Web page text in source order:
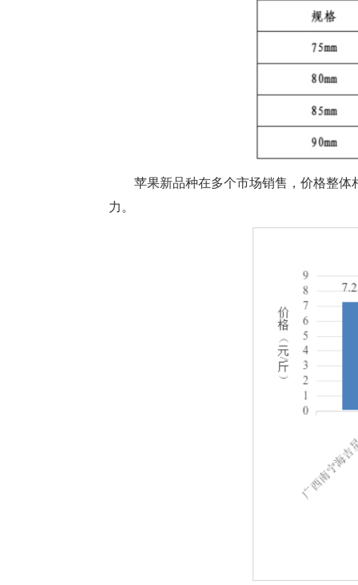
苹果新品种在多个市场销售，价格整
力。